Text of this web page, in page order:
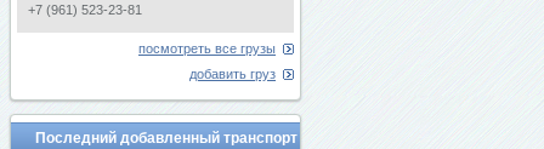
+7 (961) 523-23-81
посмотреть все грузы
добавить груз
Последний добавленный транспорт